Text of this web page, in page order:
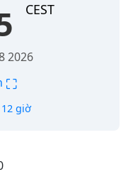
CEST
2026
⛶
giờ